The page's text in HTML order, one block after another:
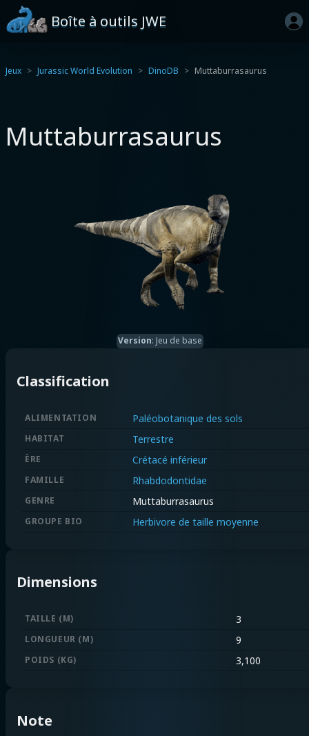
Boîte à outils JWE
Jeux Jurassic World Evolution DinoDB Muttaburrasaurus
Muttaburrasaurus
Version: Jeu de base
Classification
ALIMENTATION Paléobotanique des sols
HABITAT Terrestre
ÈRE Crétacé inférieur
FAMILLE Rhabdodontidae
GENRE Muttaburrasaurus
GROUPE BIO Herbivore de taille moyenne
Dimensions
TAILLE (M) 3
LONGUEUR (M) 9
POIDS (KG) 3,100
Note